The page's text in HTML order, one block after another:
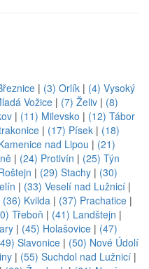
| (3) Orlík | (4) Vysoký
Vožice | (7) Želiv | (8)
| (11) Milevsko | (12) Tábor
| (17) Písek | (18)
nad Lipou | (21)
| (24) Protivín | (25) Týn
| (29) Stachy | (30)
| (33) Veselí nad Lužnicí |
(36) Kvilda | (37) Prachatice |
Třeboň | (41) Landštejn |
| (45) Holašovice | (47)
Slavonice | (50) Nové Údolí
| (55) Suchdol nad Lužnicí |